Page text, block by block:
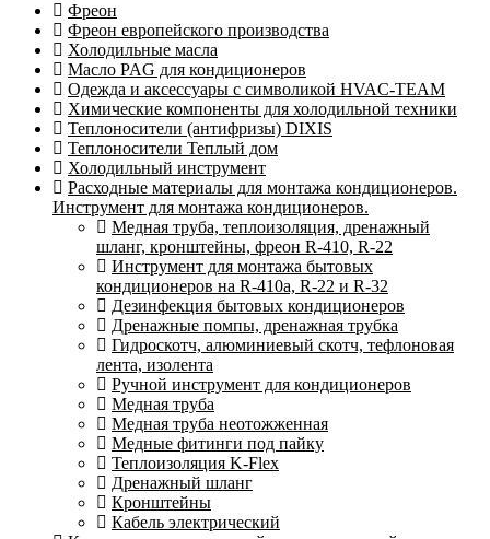
Фреон
Фреон европейского производства
Холодильные масла
Масло PAG для кондиционеров
Одежда и аксессуары с символикой HVAC-TEAM
Химические компоненты для холодильной техники
Теплоносители (антифризы) DIXIS
Теплоносители Теплый дом
Холодильный инструмент
Расходные материалы для монтажа кондиционеров.
Инструмент для монтажа кондиционеров.
Медная труба, теплоизоляция, дренажный
шланг, кронштейны, фреон R-410, R-22
Инструмент для монтажа бытовых
кондиционеров на R-410а, R-22 и R-32
Дезинфекция бытовых кондиционеров
Дренажные помпы, дренажная трубка
Гидроскотч, алюминиевый скотч, тефлоновая
лента, изолента
Ручной инструмент для кондиционеров
Медная труба
Медная труба неотожженная
Медные фитинги под пайку
Теплоизоляция K-Flex
Дренажный шланг
Кронштейны
Кабель электрический